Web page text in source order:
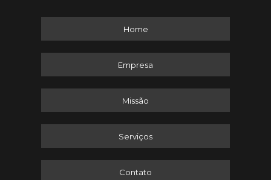
Home
Empresa
Missão
Serviços
Contato